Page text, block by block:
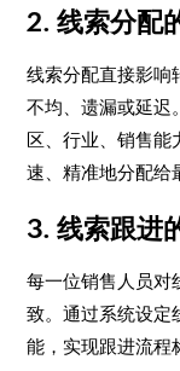
2. 线索分配
线索分配直接影响
不均、遗漏或延迟
区、行业、销售能
速、精准地分配给
3. 线索跟进
每一位销售人员对
致。通过系统设定
能，实现跟进流程